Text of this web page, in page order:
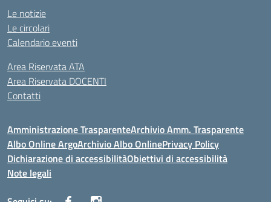
Le notizie
Le circolari
Calendario eventi
Area Riservata ATA
Area Riservata DOCENTI
Contatti
Amministrazione TrasparenteArchivio Amm. Trasparente
Albo Online ArgoArchivio Albo OnlinePrivacy Policy
Dichiarazione di accessibilitàObiettivi di accessibilità
Note legali